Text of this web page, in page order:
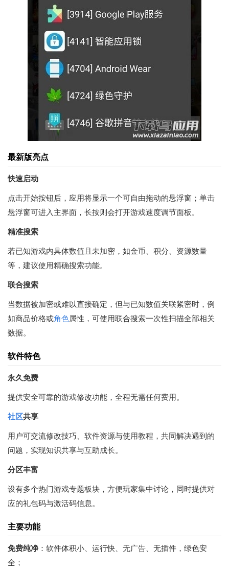
最新版亮点
快速启动
点击开始按钮后，应用将显示一个可自由拖动的悬浮窗；单击
悬浮窗可进入主界面，长按则会打开游戏速度调节面板。
精准搜索
若已知游戏内具体数值且未加密，如金币、积分、资源数量
等，建议使用精确搜索功能。
联合搜索
当数据被加密或难以直接确定，但与已知数值关联紧密时，例
如商品价格或角色属性，可使用联合搜索一次性扫描全部相关
数据。
软件特色
永久免费
提供安全可靠的游戏修改功能，全程无需任何费用。
社区共享
用户可交流修改技巧、软件资源与使用教程，共同解决遇到的
问题，实现知识共享与互助成长。
分区丰富
设有多个热门游戏专题板块，方便玩家集中讨论，同时提供对
应的礼包码与激活码信息。
主要功能
免费纯净 ：软件体积小、运行快、无广告、无插件，绿色安
全；